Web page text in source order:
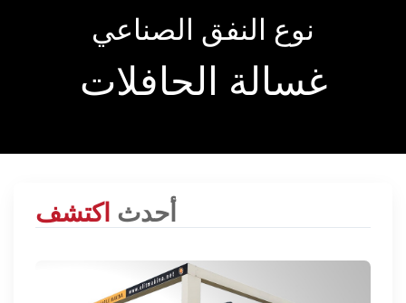
نوع النفق الصناعي
غسالة الحافلات
أحدث اكتشف